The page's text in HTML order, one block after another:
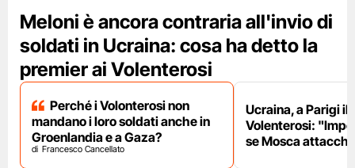
Meloni è ancora contraria all'invio di
soldati in Ucraina: cosa ha detto la
premier ai Volenterosi
Perché i Volonterosi non
mandano i loro soldati anche in
Groenlandia e a Gaza?
Francesco Cancellato
Ucraina, a Parigi il
Volenterosi:
se Mosca